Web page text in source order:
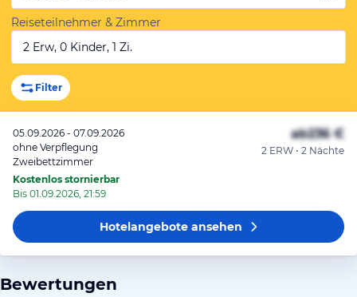
Reiseteilnehmer & Zimmer
2 Erw, 0 Kinder, 1 Zi.
Filter
05.09.2026 - 07.09.2026
ohne Verpflegung
Zweibettzimmer
Kostenlos stornierbar
Bis 01.09.2026, 21:59
ab236 €
2 ERW • 2 Nächte
Hotelangeboteansehen
Bewertungen